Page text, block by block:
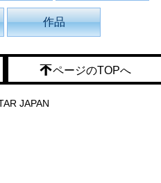
作品
ページのTOPへ
JAPAN